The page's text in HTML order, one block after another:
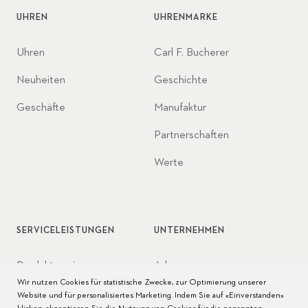
UHREN
Uhren
Neuheiten
Geschäfte
UHRENMARKE
Carl F. Bucherer
Geschichte
Manufaktur
Partnerschaften
Werte
SERVICELEISTUNGEN
Produktservice
Pflege der Uhr
UNTERNEHMEN
Jobs
Presse
Wir nutzen Cookies für statistische Zwecke, zur Optimierung unserer
Website und für personalisiertes Marketing. Indem Sie auf «Einverstanden»